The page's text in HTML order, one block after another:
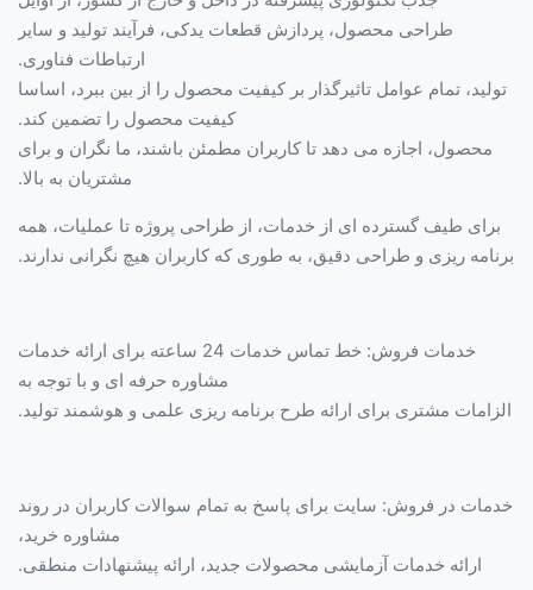
طراحی محصول، پردازش قطعات یدکی، فرآیند تولید و سایر
ارتباطات فناوری.
تولید، تمام عوامل تاثیرگذار بر کیفیت محصول را از بین ببرد، اساسا
کیفیت محصول را تضمین کند.
محصول، اجازه می دهد تا کاربران مطمئن باشند، ما نگران و برای
مشتریان به بالا.
برای طیف گسترده ای از خدمات، از طراحی پروژه تا عملیات، همه
برنامه ریزی و طراحی دقیق، به طوری که کاربران هیچ نگرانی ندارند.
خدمات فروش: خط تماس خدمات 24 ساعته برای ارائه خدمات
مشاوره حرفه ای و با توجه به
الزامات مشتری برای ارائه طرح برنامه ریزی علمی و هوشمند تولید.
خدمات در فروش: سایت برای پاسخ به تمام سوالات کاربران در روند
مشاوره خرید،
ارائه خدمات آزمایشی محصولات جدید، ارائه پیشنهادات منطقی.